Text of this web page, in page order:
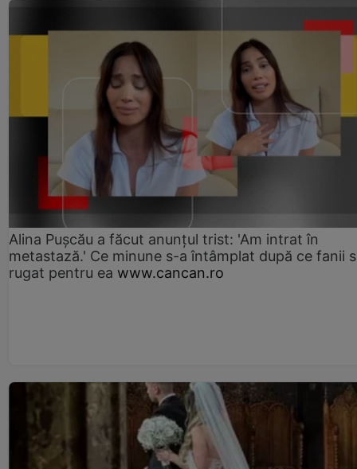
Alina Pușcău a făcut anunțul trist: 'Am intrat în
metastază.' Ce minune s-a întâmplat după ce fanii
rugat pentru ea www.cancan.ro